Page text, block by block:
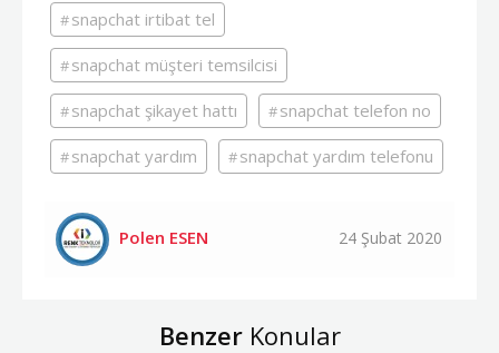
snapchat irtibat tel
snapchat müşteri temsilcisi
snapchat şikayet hattı snapchat telefon no
snapchat yardım snapchat yardım telefonu
Polen ESEN 24 Şubat 2020
BenzerKonular